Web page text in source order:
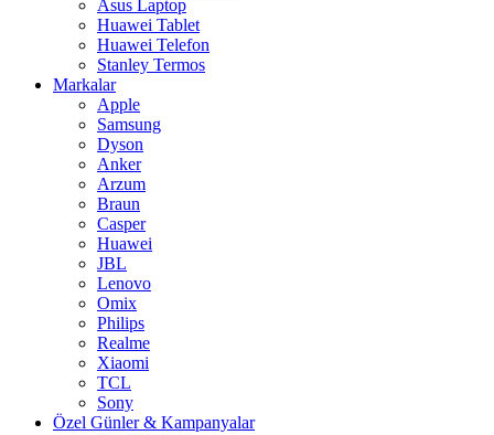
Asus Laptop
Huawei Tablet
Huawei Telefon
Stanley Termos
Markalar
Apple
Samsung
Dyson
Anker
Arzum
Braun
Casper
Huawei
JBL
Lenovo
Omix
Philips
Realme
Xiaomi
TCL
Sony
Özel Günler & Kampanyalar